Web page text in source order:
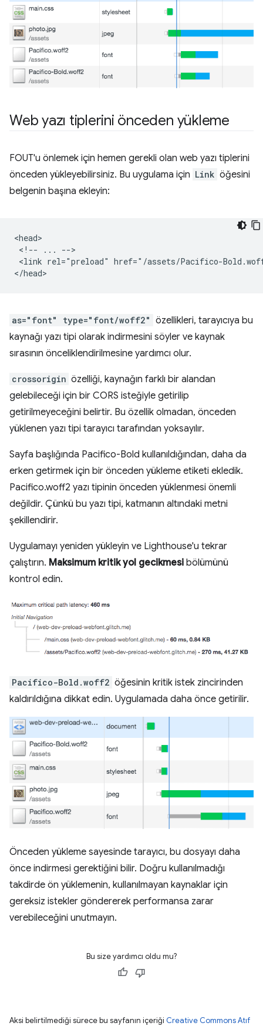
Web yazı tiplerini önceden yükleme
FOUT'u önlemek için hemen gerekli olan web yazı tiplerini
önceden yükleyebilirsiniz. Bu uygulama için Link öğesini
belgenin başına ekleyin:
<head>
<!-- ... -->
<link rel="preload" href="/assets/Pacifico-
as="font" type="font/woff2" özellikleri, tarayıcıya bu
kaynağı yazı tipi olarak indirmesini söyler ve kaynak
sırasının önceliklendirilmesine yardımcı olur.
crossorigin özelliği, kaynağın farklı bir alandan
gelebileceği için bir CORS isteğiyle getirilip
getirilmeyeceğini belirtir. Bu özellik olmadan, önceden
yüklenen yazı tipi tarayıcı tarafından yoksayılır.
Sayfa başlığında Pacifico-Bold kullanıldığından, daha da
erken getirmek için bir önceden yükleme etiketi ekledik.
Pacifico.woff2 yazı tipinin önceden yüklenmesi önemli
değildir. Çünkü bu yazı tipi, katmanın altındaki metni
şekillendirir.
Uygulamayı yeniden yükleyin ve Lighthouse'u tekrar
çalıştırın. Maksimum kritik yol gecikmesi bölümünü
kontrol edin.
Pacifico-Bold.woff2 öğesinin kritik istek zincirinden
kaldırıldığına dikkat edin. Uygulamada daha önce getirilir.
Önceden yükleme sayesinde tarayıcı, bu dosyayı daha
önce indirmesi gerektiğini bilir. Doğru kullanılmadığı
takdirde ön yüklemenin, kullanılmayan kaynaklar için
gereksiz istekler göndererek performansa zarar
verebileceğini unutmayın.
Bu size yardımcı oldu mu?
Aksi belirtilmediği sürece bu sayfanın içeriği Creative Commons Atıf